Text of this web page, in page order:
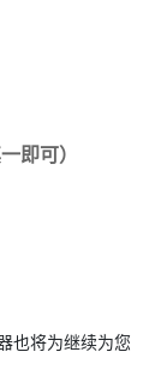
即可）
也将为继续为您